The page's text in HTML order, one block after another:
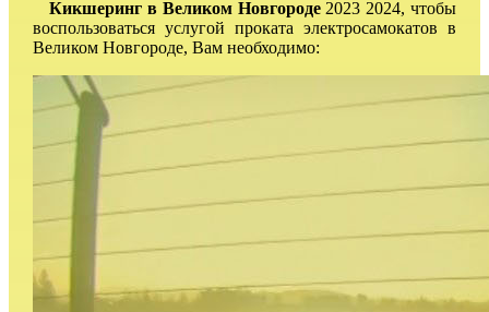
Кикшеринг в Великом Новгороде2023 2024, чтобы
воспользоваться услугой проката электросамокатов в
Великом Новгороде, Вам необходимо: